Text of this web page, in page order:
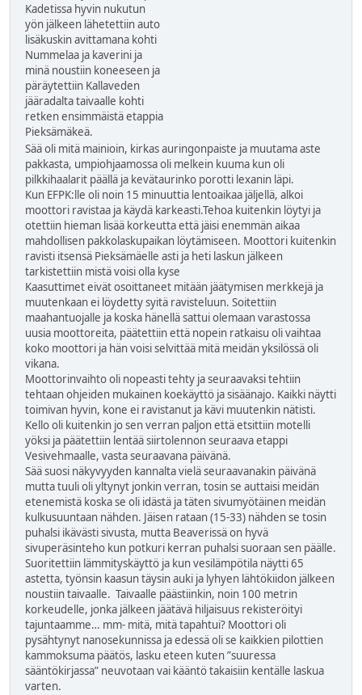
Kadetissa hyvin nukutun
yön jälkeen lähetettiin auto
lisäkuskin avittamana kohti
Nummelaa ja kaverini ja
minä noustiin koneeseen ja
päräytettiin Kallaveden
jääradalta taivaalle kohti
retken ensimmäistä etappia
Pieksämäkeä.
Sää oli mitä mainioin, kirkas auringonpaiste ja muutama aste
pakkasta, umpiohjaamossa oli melkein kuuma kun oli
pilkkihaalarit päällä ja kevätaurinko porotti lexanin läpi.
Kun EFPK:lle oli noin 15 minuuttia lentoaikaa jäljellä, alkoi
moottori ravistaa ja käydä karkeasti.Tehoa kuitenkin löytyi ja
otettiin hieman lisää korkeutta että jäisi enemmän aikaa
mahdollisen pakkolaskupaikan löytämiseen. Moottori kuitenkin
ravisti itsensä Pieksämäelle asti ja heti laskun jälkeen
tarkistettiin mistä voisi olla kyse
Kaasuttimet eivät osoittaneet mitään jäätymisen merkkejä ja
muutenkaan ei löydetty syitä ravisteluun. Soitettiin
maahantuojalle ja koska hänellä sattui olemaan varastossa
uusia moottoreita, päätettiin että nopein ratkaisu oli vaihtaa
koko moottori ja hän voisi selvittää mitä meidän yksilössä oli
vikana.
Moottorinvaihto oli nopeasti tehty ja seuraavaksi tehtiin
tehtaan ohjeiden mukainen koekäyttö ja sisäänajo. Kaikki näytti
toimivan hyvin, kone ei ravistanut ja kävi muutenkin nätisti.
Kello oli kuitenkin jo sen verran paljon että etsittiin motelli
yöksi ja päätettiin lentää siirtolennon seuraava etappi
Vesivehmaalle, vasta seuraavana päivänä.
Sää suosi näkyvyyden kannalta vielä seuraavanakin päivänä
mutta tuuli oli yltynyt jonkin verran, tosin se auttaisi meidän
etenemistä koska se oli idästä ja täten sivumyötäinen meidän
kulkusuuntaan nähden. Jäisen rataan (15-33) nähden se tosin
puhalsi ikävästi sivusta, mutta Beaverissä on hyvä
sivuperäsinteho kun potkuri kerran puhalsi suoraan sen päälle.
Suoritettiin lämmityskäyttö ja kun vesilämpötila näytti 65
astetta, työnsin kaasun täysin auki ja lyhyen lähtökiidon jälkeen
noustiin taivaalle. Taivaalle päästiinkin, noin 100 metrin
korkeudelle, jonka jälkeen jäätävä hiljaisuus rekisteröityi
tajuntaamme… mm- mitä, mitä tapahtui? Moottori oli
pysähtynyt nanosekunnissa ja edessä oli se kaikkien pilottien
kammoksuma päätös, lasku eteen kuten ”suuressa
sääntökirjassa” neuvotaan vai kääntö takaisiin kentälle laskua
varten.